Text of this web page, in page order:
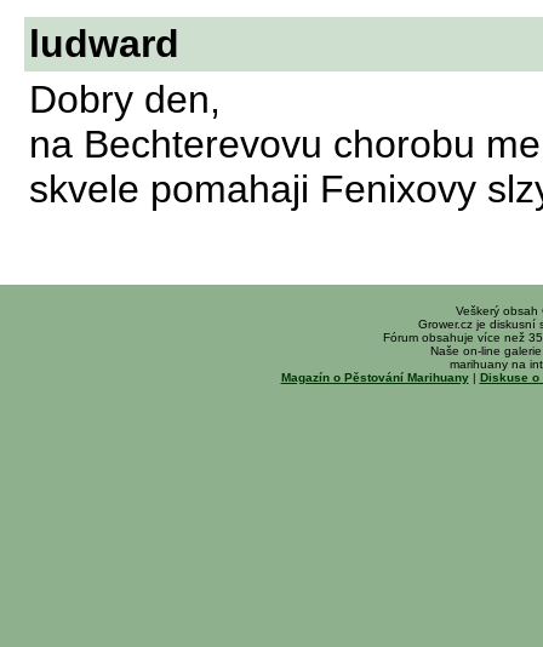
ludward
Dobry den,
na Bechterevovu chorobu me
skvele pomahaji Fenixovy
Veškerý obsah
Grower.cz je diskusní
Fórum obsahuje více než
Naše on-line
marihuany na
Magazín o Pěstování Marihuany| Diskuse o